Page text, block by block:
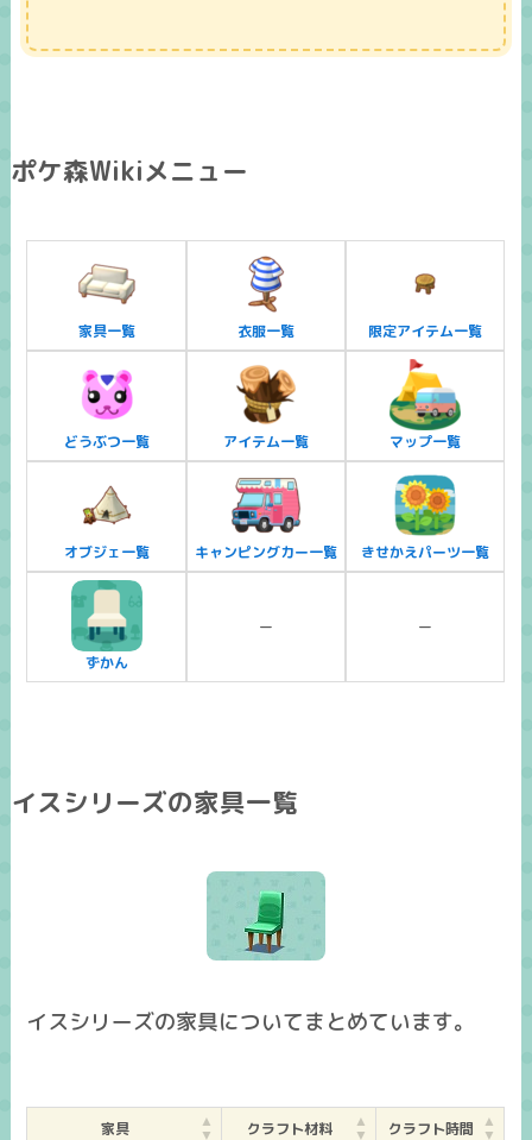
ポケ森Wikiメニュー
家具一覧 衣服一覧 限定アイテム一覧
どうぶつ一覧 アイテム一覧 マップ一覧
オブジェ一覧 キャンピングカー一覧 きせかえパーツ一覧
ずかん
ー ー
イスシリーズの家具一覧
イスシリーズの家具についてまとめています。
家具 クラフト材料 クラフト時間